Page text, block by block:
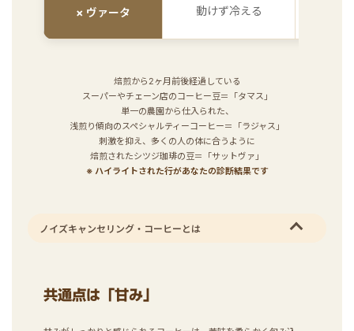
× ヴァータ
動けず冷える
焙煎から2ヶ月前後経過している
スーパーやチェーン店のコーヒー豆＝「タマス」
単一の農園から仕入られた、
浅煎り傾向のスペシャルティーコーヒー＝「ラジャス」
刺激を抑え、多くの人の体に合うように
焙煎されたシツジ珈琲の豆＝「サットヴァ」
※ ハイライトされた行があなたの診断結果です
ノイズキャンセリング・コーヒーとは
共通点は「甘み」